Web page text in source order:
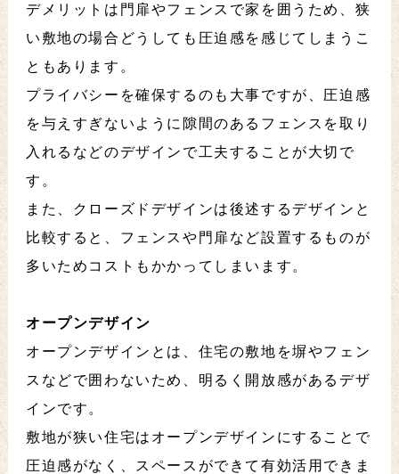
デメリットは門扉やフェンスで家を囲うため、狭
い敷地の場合どうしても圧迫感を感じてしまうこ
ともあります。
プライバシーを確保するのも大事ですが、圧迫感
を与えすぎないように隙間のあるフェンスを取り
入れるなどのデザインで工夫することが大切で
す。
また、クローズドデザインは後述するデザインと
比較すると、フェンスや門扉など設置するものが
多いためコストもかかってしまいます。
オープンデザイン
オープンデザインとは、住宅の敷地を塀やフェン
スなどで囲わないため、明るく開放感があるデザ
インです。
敷地が狭い住宅はオープンデザインにすることで
圧迫感がなく、スペースができて有効活用できま